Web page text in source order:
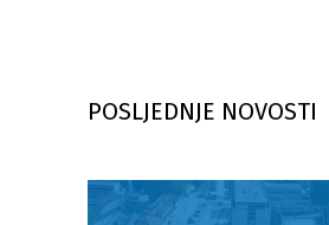
POSLJEDNJE NOVOSTI